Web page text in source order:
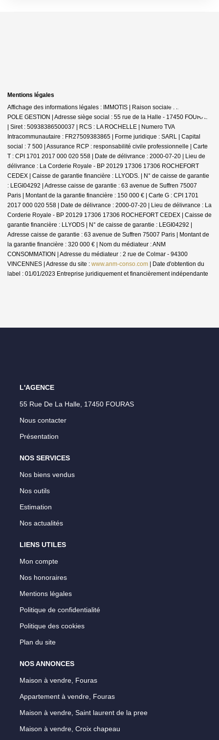
Mentions légales
Affichage des informations légales : IMMOTIS | Raison sociale : IMMOTIS
POLE GESTION | Adresse siège social : 55 rue de la Halle - 17450 FOURAS
| Siret : 50938386500037 | RCS : LA ROCHELLE | Numero TVA
Intracommunautaire : FR27509383865 | Forme juridique : SARL | Capital
social : 7 500 | Assurance RCP : responsabilité civile professionnelle | Carte
T : CPI 1701 2017 000 020 558 | Date de délivrance : 2000-07-20 | Lieu de
délivrance : La Corderie Royale - BP 20129 17306 17306 ROCHEFORT
CEDEX | Caisse de garantie financière : LLYODS. | N° de caisse de garantie
: LEGI04292 | Adresse caisse de garantie : 63 avenue de Suffren 75007
Paris | Montant de la garantie financière : 150 000 € | Carte G : CPI 1701
2017 000 020 558 | Date de délivrance : 2000-07-20 | Lieu de délivrance : La
Corderie Royale - BP 20129 17306 17306 ROCHEFORT CEDEX | Caisse de
garantie financière : LLYODS | N° de caisse de garantie : LEGI04292 |
Adresse caisse de garantie : 63 avenue de Suffren 75007 Paris | Montant de
la garantie financière : 320 000 € | Nom du médiateur : ANM
CONSOMMATION | Adresse du médiateur : 2 rue de Colmar - 94300
VINCENNES | Adresse du site : www.anm-conso.com | Date d'obtention du
label : 01/01/2023 Entreprise juridiquement et financièrement indépendante
L'AGENCE
55 Rue De La Halle, 17450 FOURAS
Nous contacter
Présentation
NOS SERVICES
Nos biens vendus
Nos outils
Estimation
Nos actualités
LIENS UTILES
Mon compte
Nos honoraires
Mentions légales
Politique de confidentialité
Politique des cookies
Plan du site
NOS ANNONCES
Maison à vendre, Fouras
Appartement à vendre, Fouras
Maison à vendre, Saint laurent de la pree
Maison à vendre, Croix chapeau